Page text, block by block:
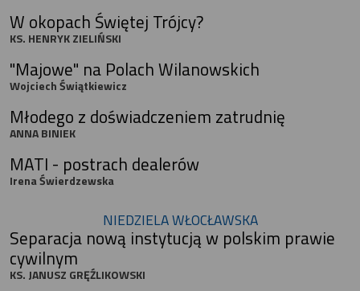
W okopach Świętej Trójcy?
KS. HENRYK ZIELIŃSKI
"Majowe" na Polach Wilanowskich
Wojciech Świątkiewicz
Młodego z doświadczeniem zatrudnię
ANNA BINIEK
MATI - postrach dealerów
Irena Świerdzewska
NIEDZIELA WŁOCŁAWSKA
Separacja nową instytucją w polskim prawie
cywilnym
KS. JANUSZ GRĘŹLIKOWSKI